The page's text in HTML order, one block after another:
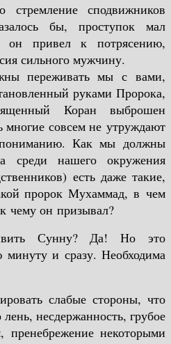
стремление сподвижников
бы, проступок мал
привел к потрясению,
сильного мужчину.
переживать мы с вами,
руками Пророка,
Коран выброшен
многие совсем не утруждают
пониманию. Как мы должны
среди нашего окружения
есть даже такие,
пророк Мухаммад, в чем
чему он призывал?
Сунну? Да! Но это
минуту и сразу. Необходима
слабые стороны, что
несдержанность, грубое
пренебрежение некоторыми